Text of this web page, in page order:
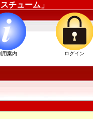
チューム」
用案内 ログイン